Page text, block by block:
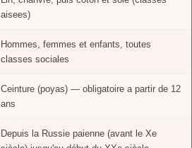
aisees)
Hommes, femmes et enfants, toutes
classes sociales
Ceinture (poyas) — obligatoire a partir de 12
ans
Depuis la Russie paienne (avant le Xe